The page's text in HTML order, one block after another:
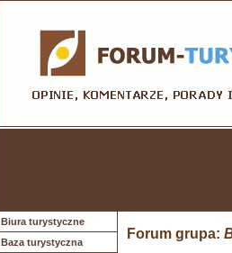
Biura turystyczne
Baza turystyczna
Forum grupa: